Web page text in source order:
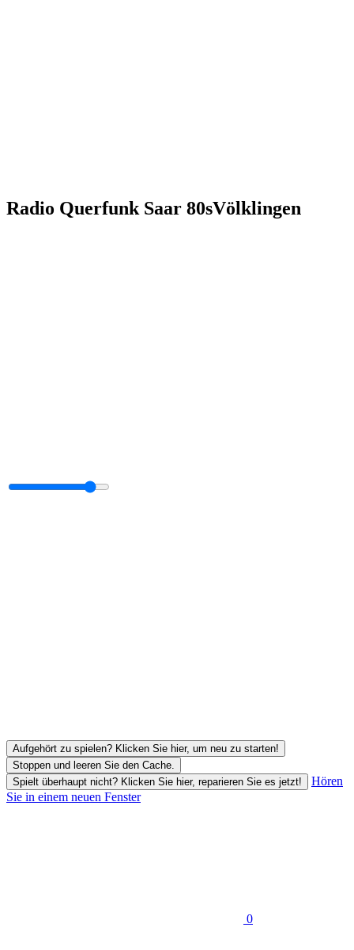
Radio Querfunk Saar 80sVölklingen
Aufgehört zu spielen? Klicken Sie hier, um neu zu starten!
Stoppen und leeren Sie den Cache.
Spielt überhaupt nicht? Klicken Sie hier, reparieren Sie es jetzt!
Hören
Sie in einem neuen Fenster
0